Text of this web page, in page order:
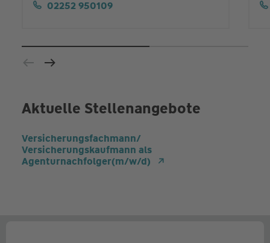
02252 950109
Aktuelle Stellenangebote
Versicherungsfachmann/
Versicherungskaufmann als
Agenturnachfolger(m/w/d)